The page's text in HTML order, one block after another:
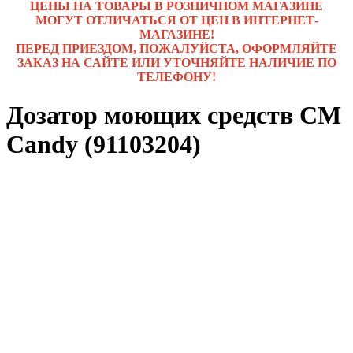
ЦЕНЫ НА ТОВАРЫ В РОЗНИЧНОМ МАГАЗИНЕ
МОГУТ ОТЛИЧАТЬСЯ ОТ ЦЕН В ИНТЕРНЕТ-
МАГАЗИНЕ!
ПЕРЕД ПРИЕЗДОМ, ПОЖАЛУЙСТА, ОФОРМЛЯЙТЕ
ЗАКАЗ НА САЙТЕ ИЛИ УТОЧНЯЙТЕ НАЛИЧИЕ ПО
ТЕЛЕФОНУ!
Дозатор моющих средств СМ
Candy (91103204)